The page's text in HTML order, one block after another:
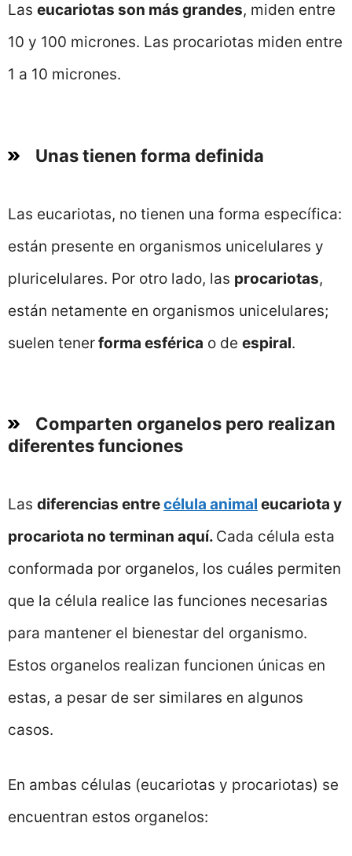
Las eucariotas son más grandes, miden entre
10 y 100 micrones. Las procariotas miden entre
1 a 10 micrones.
Unas tienen forma definida
Las eucariotas, no tienen una forma específica:
están presente en organismos unicelulares y
pluricelulares. Por otro lado, las procariotas,
están netamente en organismos unicelulares;
suelen tenerforma esférica o de espiral.
Comparten organelos pero realizan
diferentes funciones
Las diferencias entrecélula animal eucariota y
procariota no terminan aquí. Cada célula esta
conformada por organelos, los cuáles permiten
que la célula realice las funciones necesarias
para mantener el bienestar del organismo.
Estos organelos realizan funcionen únicas en
estas, a pesar de ser similares en algunos
casos.
En ambas células (eucariotas y procariotas) se
encuentran estos organelos: